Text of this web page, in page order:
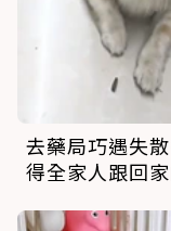
去藥局巧遇失
得全家人跟回